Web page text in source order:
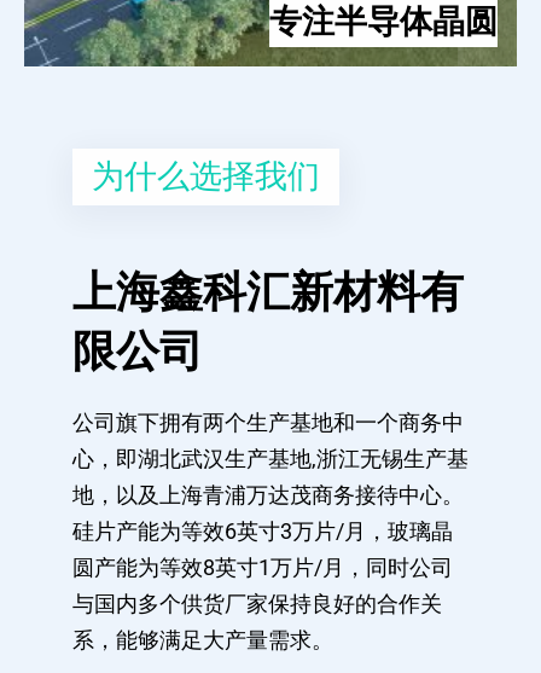
专注半导体晶圆
为什么选择我们
上海鑫科汇新材料有
限公司
公司旗下拥有两个生产基地和一个商务中
心，即湖北武汉生产基地,浙江无锡生产基
地，以及上海青浦万达茂商务接待中心。
硅片产能为等效6英寸3万片/月，玻璃晶
圆产能为等效8英寸1万片/月，同时公司
与国内多个供货厂家保持良好的合作关
系，能够满足大产量需求。